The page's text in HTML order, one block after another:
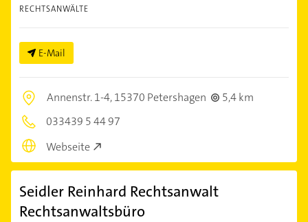
RECHTSANWÄLTE
E-Mail
Annenstr. 1-4,15370 Petershagen
5,4 km
033439 5 44 97
Webseite
Seidler Reinhard Rechtsanwalt
Rechtsanwaltsbüro